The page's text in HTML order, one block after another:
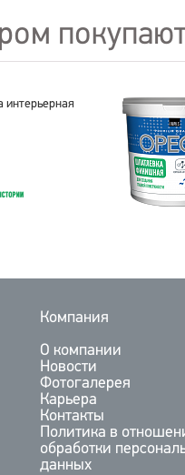
интерьерная
Компания
О компании
Новости
Фотогалерея
Карьера
Контакты
Политика в
обработки
данных